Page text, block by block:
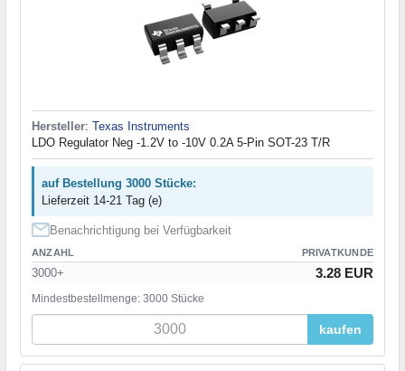
Hersteller: Texas Instruments
LDO Regulator Neg -1.2V to -10V 0.2A 5-Pin SOT-23 T/R
auf Bestellung 3000 Stücke:
Lieferzeit 14-21 Tag (e)
Benachrichtigung bei Verfügbarkeit
ANZAHL PRIVATKUNDE
3000+ 3.28 EUR
Mindestbestellmenge: 3000 Stücke
kaufen